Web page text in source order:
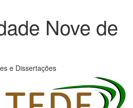
Nove de
e Dissertações